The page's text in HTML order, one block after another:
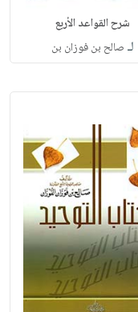
شرح القواعد الأربع
لـ صالح بن فوزان بن